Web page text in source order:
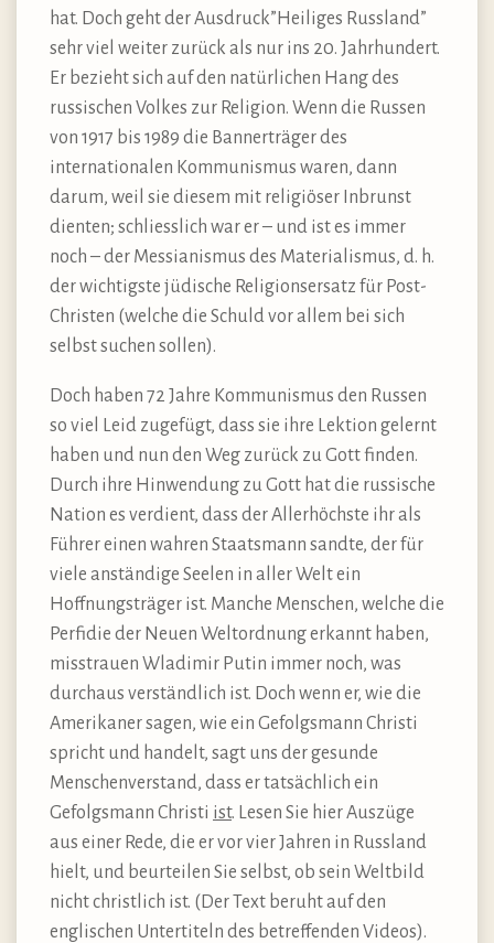
hat. Doch geht der Ausdruck”Heiliges Russland”
sehr viel weiter zurück als nur ins 20. Jahrhundert.
Er bezieht sich auf den natürlichen Hang des
russischen Volkes zur Religion. Wenn die Russen
von 1917 bis 1989 die Bannerträger des
internationalen Kommunismus waren, dann
darum, weil sie diesem mit religiöser Inbrunst
dienten; schliesslich war er – und ist es immer
noch – der Messianismus des Materialismus, d. h.
der wichtigste jüdische Religionsersatz für Post-
Christen (welche die Schuld vor allem bei sich
selbst suchen sollen).
Doch haben 72 Jahre Kommunismus den Russen
so viel Leid zugefügt, dass sie ihre Lektion gelernt
haben und nun den Weg zurück zu Gott finden.
Durch ihre Hinwendung zu Gott hat die russische
Nation es verdient, dass der Allerhöchste ihr als
Führer einen wahren Staatsmann sandte, der für
viele anständige Seelen in aller Welt ein
Hoffnungsträger ist. Manche Menschen, welche die
Perfidie der Neuen Weltordnung erkannt haben,
misstrauen Wladimir Putin immer noch, was
durchaus verständlich ist. Doch wenn er, wie die
Amerikaner sagen, wie ein Gefolgsmann Christi
spricht und handelt, sagt uns der gesunde
Menschenverstand, dass er tatsächlich ein
Gefolgsmann Christi ist. Lesen Sie hier Auszüge
aus einer Rede, die er vor vier Jahren in Russland
hielt, und beurteilen Sie selbst, ob sein Weltbild
nicht christlich ist. (Der Text beruht auf den
englischen Untertiteln des betreffenden Videos).